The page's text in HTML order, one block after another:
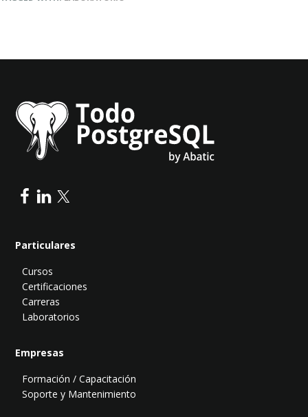
Particulares
Cursos
Certificaciones
Carreras
Laboratorios
Empresas
Formación / Capacitación
Soporte y Mantenimiento